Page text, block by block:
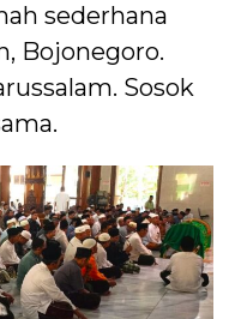
sederhana
Bojonegoro.
Sosok